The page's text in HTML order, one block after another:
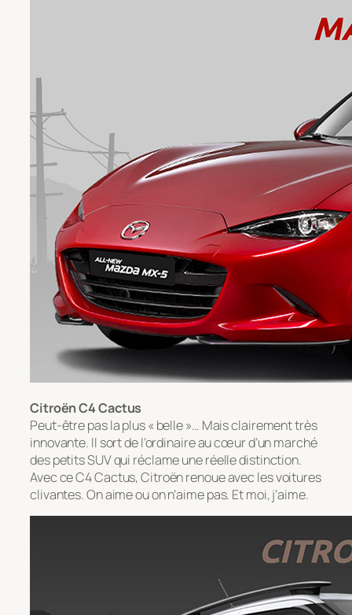
Citroën C4 Cactus
Peut-être pas la plus « belle »… Mais clairement très
innovante. Il sort de l’ordinaire au cœur d’un marché
des petits SUV qui réclame une réelle distinction.
Avec ce C4 Cactus, Citroën renoue avec les voitures
clivantes. On aime ou on n’aime pas. Et moi, j’aime.